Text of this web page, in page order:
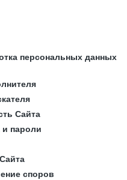
персональных данных
Сайта
пароли
споров